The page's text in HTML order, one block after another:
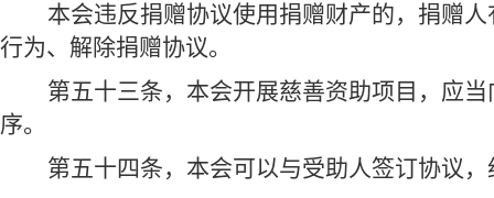
本会违反捐赠协议使用捐赠财产的，捐赠
行为、解除捐赠协议。
第五十三条，本会开展慈善资助项目，应
序。
第五十四条，本会可以与受助人签订协议